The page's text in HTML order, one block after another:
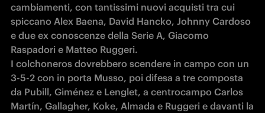
cambiamenti, con tantissimi nuovi acquisti tra cui
spiccano Alex Baena, David Hancko, Johnny Cardoso
e due ex conoscenze della Serie A, Giacomo
Raspadori e Matteo Ruggeri.
I colchoneros dovrebbero scendere in campo con un
3-5-2 con in porta Musso, poi difesa a tre composta
da Pubill, Giménez e Lenglet, a centrocampo Carlos
Martín, Gallagher, Koke, Almada e Ruggeri e davanti la